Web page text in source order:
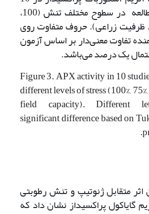
ژنوتیپ‌ مورد مطالعه در سطوح مختلف تنش (100،
ظرفیت زراعی). حروف متفاوت روی
تفاوت معنی‌دار بر اساس آزمون
یک درصد می‌باشد.
Figure 3. APX activity in 10
different levels of stress (100%,
field capacity). Different
significant difference based on
اثر متقابل ژنوتیپ و تنش رطوبتی
گایاکول پراکسیداز نشان داد که